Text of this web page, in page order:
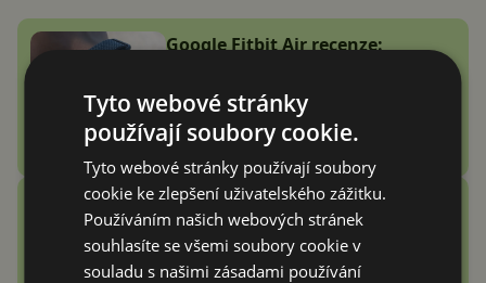
Google Fitbit Air recenze:
to zařízení, které jsem
potřeboval
Vention Echo Lite E11 Pro
recenze: jsou sluchátka za 3
stovky zlatý grál nebo podfuk?
Tyto webové stránky
používají soubory cookie.
Tyto webové stránky používají soubory
cookie ke zlepšení uživatelského zážitku.
Používáním našich webových stránek
souhlasíte se všemi soubory cookie v
souladu s našimi zásadami používání